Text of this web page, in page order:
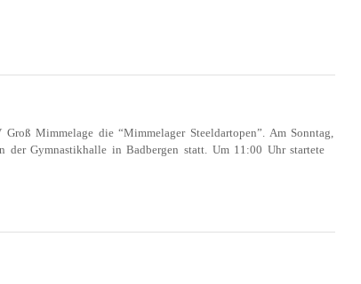
STEELDARTOPEN
Mimmelage die “Mimmelager Steeldartopen”. Am Sonntag,
der Gymnastikhalle in Badbergen statt. Um 11:00 Uhr startete